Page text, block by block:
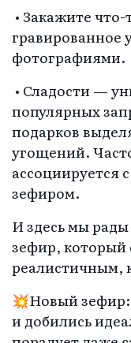
• Закажите
гравированное
фотографиями.
• Сладости —
популярных
подарков
угощений.
ассоциируется
зефиром.
И здесь мы
зефир, который
реалистичным,
💥Новый зефир:
и добились